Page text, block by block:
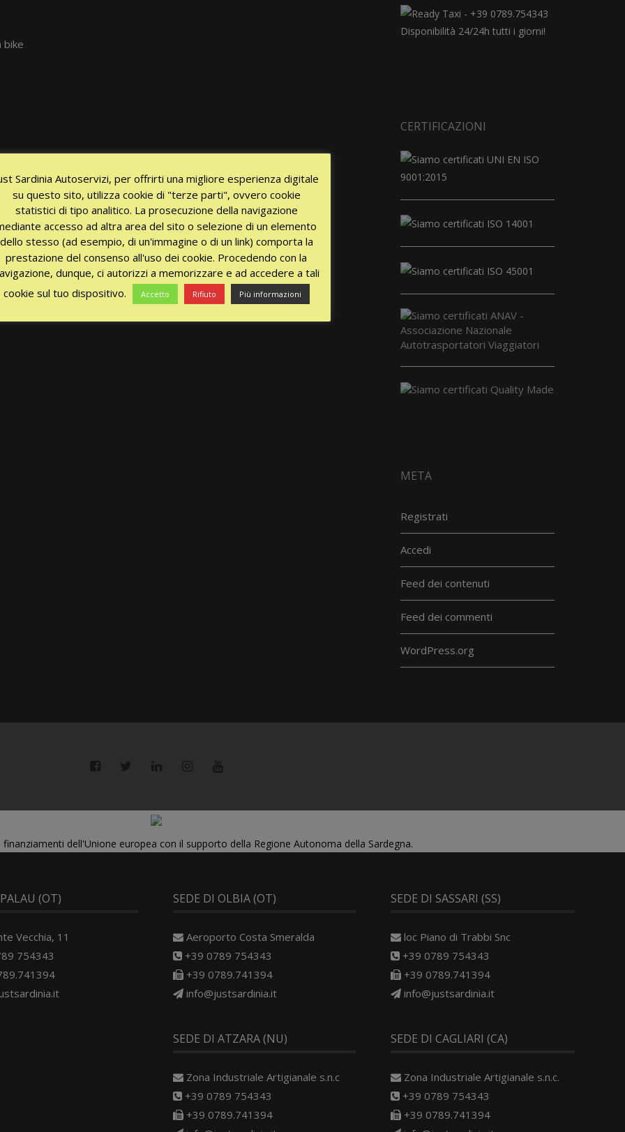
bike
Disponibilità 24/24h tutti i giorni!
CERTIFICAZIONI
META
Registrati
Accedi
Feed dei contenuti
Feed dei commenti
WordPress.org
dell'Unione europea con il supporto della Regione Autonoma della Sardegna.
(OT)
Vecchia, 11
754343
SEDE DI OLBIA (OT)
Aeroporto Costa Smeralda
+39 0789 754343
+39 0789.741394
info@justsardinia.it
SEDE DI ATZARA (NU)
Zona Industriale Artigianale s.n.c
+39 0789 754343
+39 0789.741394
SEDE DI SASSARI (SS)
loc Piano di Trabbi Snc
+39 0789 754343
+39 0789.741394
info@justsardinia.it
SEDE DI CAGLIARI (CA)
Zona Industriale Artigianale s.n.c.
+39 0789 754343
+39 0789.741394
Sardinia Autoservizi, per offrirti una migliore esperienza digitale
su questo sito, utilizza cookie di "terze parti", ovvero cookie
statistici di tipo analitico. La prosecuzione della navigazione
accesso ad altra area del sito o selezione di un elemento
dello stesso (ad esempio, di un'immagine o di un link) comporta la
prestazione del consenso all'uso dei cookie. Procedendo con la
dunque, ci autorizzi a memorizzare e ad accedere a tali
cookie sul tuo dispositivo.
Accetto Rifiuto Più informazioni